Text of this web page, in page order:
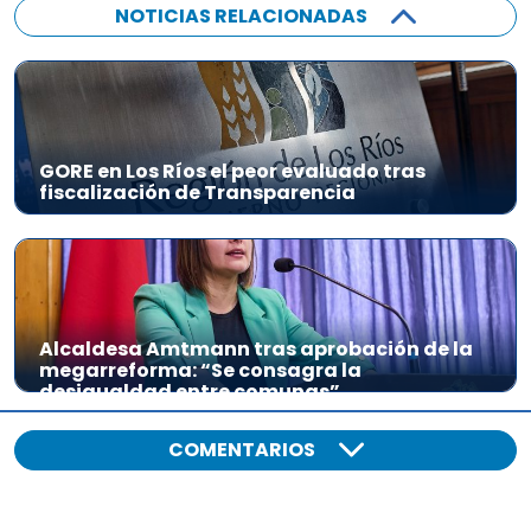
NOTICIAS RELACIONADAS
GORE en Los Ríos el peor evaluado tras
fiscalización de Transparencia
Alcaldesa Amtmann tras aprobación de la
megarreforma: “Se consagra la
desigualdad entre comunas”
COMENTARIOS